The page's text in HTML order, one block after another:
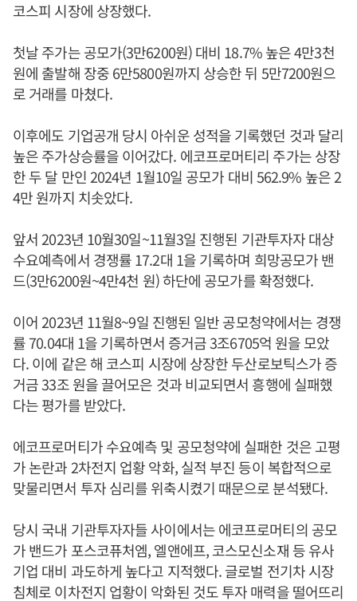
코스피 시장에 상장했다.
첫날 주가는 공모가(3만6200원) 대비 18.7% 높은 4만3천
원에 출발해 장중 6만5800원까지 상승한 뒤 5만7200원으
로 거래를 마쳤다.
이후에도 기업공개 당시 아쉬운 성적을 기록했던 것과 달리
높은 주가상승률을 이어갔다. 에코프로머티리 주가는 상장
한 두 달 만인 2024년 1월10일 공모가 대비 562.9% 높은 2
4만 원까지 치솟았다.
앞서 2023년 10월30일~11월3일 진행된 기관투자자 대상
수요예측에서 경쟁률 17.2대 1을 기록하며 희망공모가 밴
드(3만6200원~4만4천 원) 하단에 공모가를 확정했다.
이어 2023년 11월8~9일 진행된 일반 공모청약에서는 경쟁
률 70.04대 1을 기록하면서 증거금 3조6705억 원을 모았
다. 이에 같은 해 코스피 시장에 상장한 두산로보틱스가 증
거금 33조 원을 끌어모은 것과 비교되면서 흥행에 실패했
다는 평가를 받았다.
에코프로머티가 수요예측 및 공모청약에 실패한 것은 고평
가 논란과 2차전지 업황 악화, 실적 부진 등이 복합적으로
맞물리면서 투자 심리를 위축시켰기 때문으로 분석됐다.
당시 국내 기관투자자들 사이에서는 에코프로머티의 공모
가 밴드가 포스코퓨처엠, 엘앤에프, 코스모신소재 등 유사
기업 대비 과도하게 높다고 지적했다. 글로벌 전기차 시장
침체로 이차전지 업황이 악화된 것도 투자 매력을 떨어뜨리